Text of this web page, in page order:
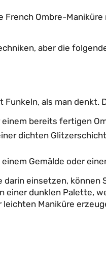
Ombre-
aber die
als man denkt.
bereits fertigen
dichten
Gemälde oder
einsetzen,
einer dunklen Palette,
Maniküre